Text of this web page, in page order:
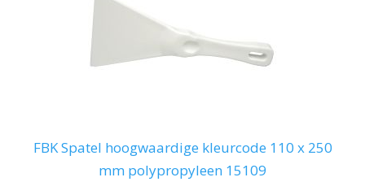
FBK Spatel hoogwaardige kleurcode 110 x 250
mm polypropyleen 15109